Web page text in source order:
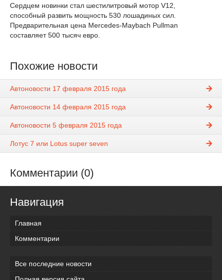
Сердцем новинки стал шестилитровый мотор V12,
способный развить мощность 530 лошадиных сил.
Предварительная цена Mercedes-Maybach Pullman
составляет 500 тысяч евро.
Похожие новости
Автоновости 17 февраля 2015 года
Автоновости 14 февраля 2015 года
Автоновости 5 февраля 2015 года
Лотус 7 или Lotus super seven
Комментарии (0)
Навигация
Главная
Комментарии
Все последние новости